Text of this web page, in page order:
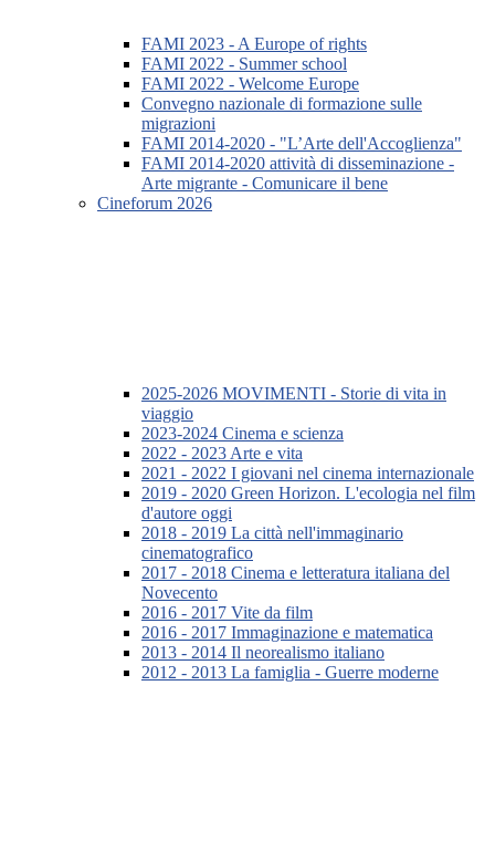
FAMI 2023 - A Europe of rights
FAMI 2022 - Summer school
FAMI 2022 - Welcome Europe
Convegno nazionale di formazione sulle
migrazioni
FAMI 2014-2020 - "L’Arte dell'Accoglienza"
FAMI 2014-2020 attività di disseminazione -
Arte migrante - Comunicare il bene
Cineforum 2026
2025-2026 MOVIMENTI - Storie di vita in
viaggio
2023-2024 Cinema e scienza
2022 - 2023 Arte e vita
2021 - 2022 I giovani nel cinema internazionale
2019 - 2020 Green Horizon. L'ecologia nel film
d'autore oggi
2018 - 2019 La città nell'immaginario
cinematografico
2017 - 2018 Cinema e letteratura italiana del
Novecento
2016 - 2017 Vite da film
2016 - 2017 Immaginazione e matematica
2013 - 2014 Il neorealismo italiano
2012 - 2013 La famiglia - Guerre moderne